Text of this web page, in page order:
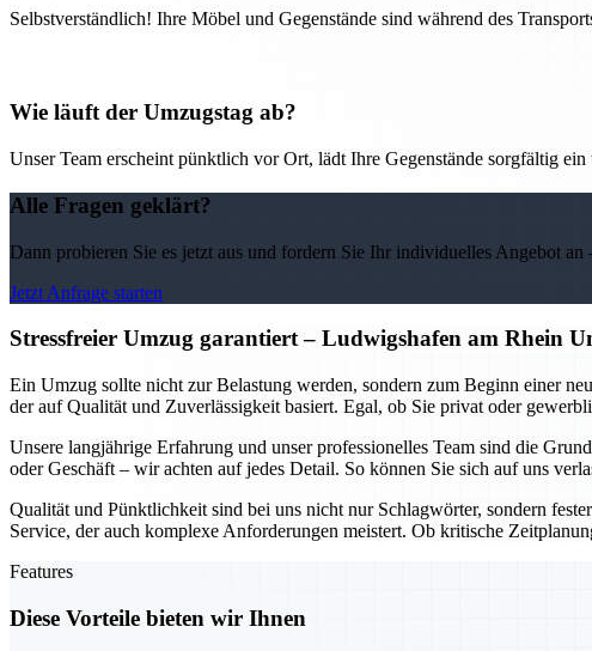
Selbstverständlich! Ihre Möbel und Gegenstände sind während des
Wie läuft der Umzugstag ab?
Unser Team erscheint pünktlich vor Ort, lädt Ihre Gegenstände sorgfältig
Alle Fragen geklärt?
Dann probieren Sie es jetzt aus und fordern Sie Ihr individuelles Angebot an
Jetzt Anfrage starten
Stressfreier Umzug garantiert – Ludwigshafen am Rhein
Ein Umzug sollte nicht zur Belastung werden, sondern zum Beginn einer
der auf Qualität und Zuverlässigkeit basiert. Egal, ob Sie privat oder
Unsere langjährige Erfahrung und unser professionelles Team sind die
oder Geschäft – wir achten auf jedes Detail. So können Sie sich auf uns
Qualität und Pünktlichkeit sind bei uns nicht nur Schlagwörter, sondern
Service, der auch komplexe Anforderungen meistert. Ob kritische
Features
Diese Vorteile bieten wir Ihnen